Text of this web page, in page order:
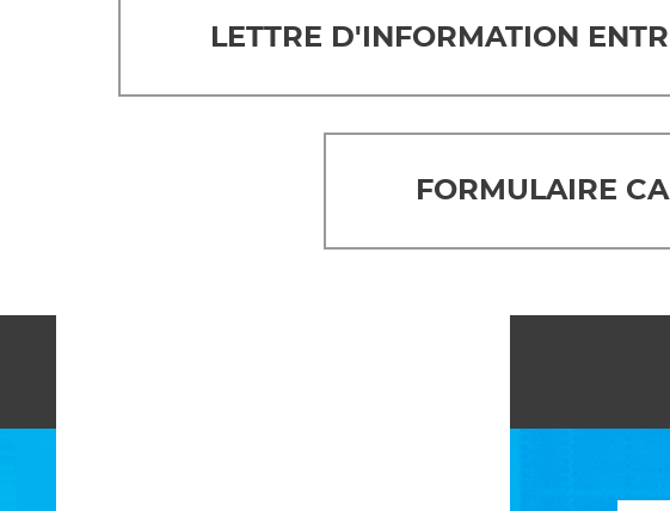
LETTRE D'INFORMATION
FORMULAIRE